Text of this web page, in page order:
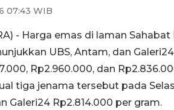
07:43 WIB
- Harga emas di laman
UBS, Antam, dan
Rp2.960.000, dan
tiga jenama tersebut pada
Galeri24 Rp2.814.000 per gram.